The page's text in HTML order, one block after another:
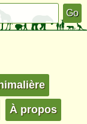
À propos